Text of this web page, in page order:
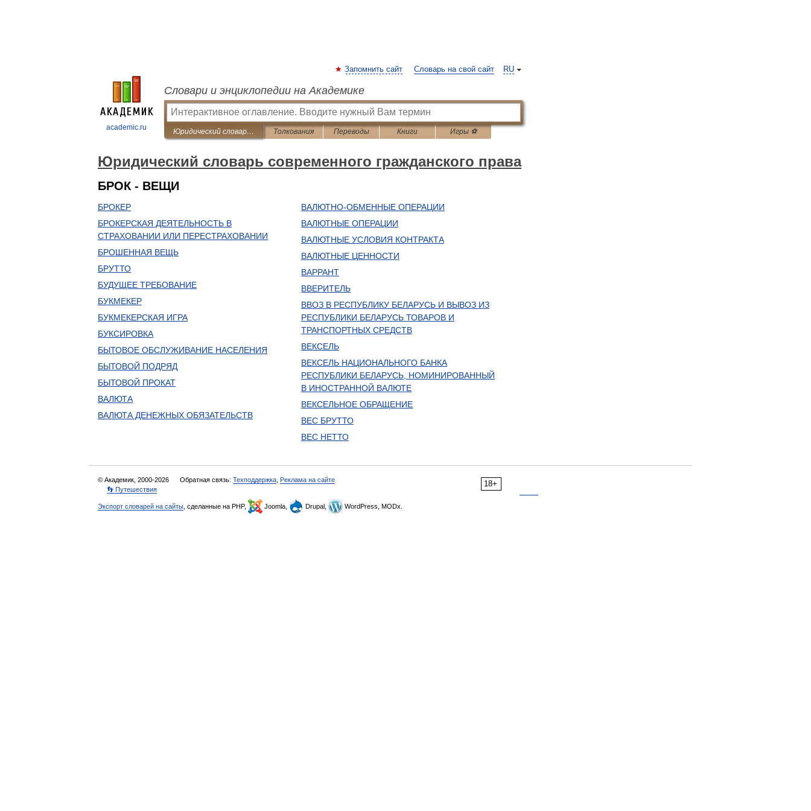
academic.ru
RU
Запомнить сайт Словарь на свой сайт
Словари и энциклопедии на Академике
Юридический словарь современного гражданского права Толкования Переводы Книги Игры ⚽
Юридический словарь современного гражданского права
БРОК - ВЕЩИ
БРОКЕР
БРОКЕРСКАЯ ДЕЯТЕЛЬНОСТЬ В
СТРАХОВАНИИ ИЛИ ПЕРЕСТРАХОВАНИИ
БРОШЕННАЯ ВЕЩЬ
БРУТТО
БУДУЩЕЕ ТРЕБОВАНИЕ
БУКМЕКЕР
БУКМЕКЕРСКАЯ ИГРА
БУКСИРОВКА
БЫТОВОЕ ОБСЛУЖИВАНИЕ НАСЕЛЕНИЯ
БЫТОВОЙ ПОДРЯД
БЫТОВОЙ ПРОКАТ
ВАЛЮТА
ВАЛЮТА ДЕНЕЖНЫХ ОБЯЗАТЕЛЬСТВ
ВАЛЮТНО-ОБМЕННЫЕ ОПЕРАЦИИ
ВАЛЮТНЫЕ ОПЕРАЦИИ
ВАЛЮТНЫЕ УСЛОВИЯ КОНТРАКТА
ВАЛЮТНЫЕ ЦЕННОСТИ
ВАРРАНТ
ВВЕРИТЕЛЬ
ВВОЗ В РЕСПУБЛИКУ БЕЛАРУСЬ И ВЫВОЗ ИЗ
РЕСПУБЛИКИ БЕЛАРУСЬ ТОВАРОВ И
ТРАНСПОРТНЫХ СРЕДСТВ
ВЕКСЕЛЬ
ВЕКСЕЛЬ НАЦИОНАЛЬНОГО БАНКА
РЕСПУБЛИКИ БЕЛАРУСЬ, НОМИНИРОВАННЫЙ
В ИНОСТРАННОЙ ВАЛЮТЕ
ВЕКСЕЛЬНОЕ ОБРАЩЕНИЕ
ВЕС БРУТТО
ВЕС НЕТТО
18+
© Академик, 2000-2026 Обратная связь: Техподдержка Реклама на сайте
👣 Путешествия
Экспорт словарей на сайты , сделанные на PHP, Joomla, Drupal, WordPress, MODx.